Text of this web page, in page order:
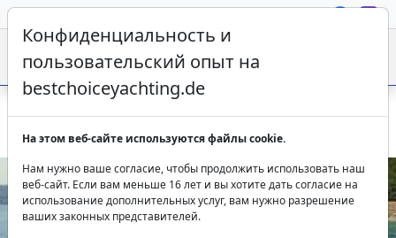
Fairline 55 Бодрум - Аренда моторной яхты с экипажем
Конфиденциальность и
пользовательский опыт на
bestchoiceyachting.de
На этом веб-сайте используются файлы cookie.
Нам нужно ваше согласие, чтобы продолжить использовать наш
веб-сайт. Если вам меньше 16 лет и вы хотите дать согласие на
использование дополнительных услуг, вам нужно разрешение
ваших законных представителей.